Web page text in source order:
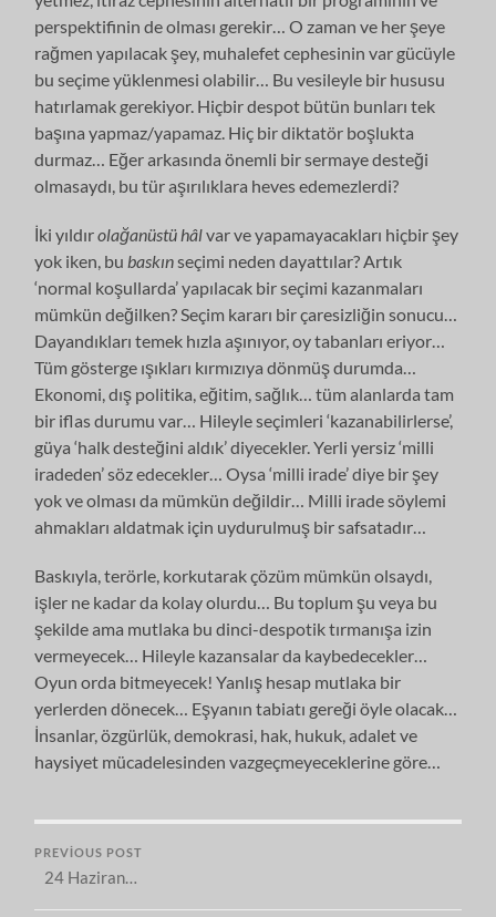
perspektifinin de olması gerekir… O zaman ve her şeye
rağmen yapılacak şey, muhalefet cephesinin var gücüyle
bu seçime yüklenmesi olabilir… Bu vesileyle bir hususu
hatırlamak gerekiyor. Hiçbir despot bütün bunları tek
başına yapmaz/yapamaz. Hiç bir diktatör boşlukta
durmaz… Eğer arkasında önemli bir sermaye desteği
olmasaydı, bu tür aşırılıklara heves edemezlerdi?
İki yıldırolağanüstü hâlvar ve yapamayacakları hiçbir şey
yok iken, bu baskınseçimi neden dayattılar? Artık
‘normal koşullarda’ yapılacak bir seçimi kazanmaları
mümkün değilken? Seçim kararı bir çaresizliğin sonucu…
Dayandıkları temek hızla aşınıyor, oy tabanları eriyor…
Tüm gösterge ışıkları kırmızıya dönmüş durumda…
Ekonomi, dış politika, eğitim, sağlık… tüm alanlarda tam
bir iflas durumu var… Hileyle seçimleri ‘kazanabilirlerse’,
güya ‘halk desteğini aldık’ diyecekler. Yerli yersiz ‘milli
iradeden’ söz edecekler… Oysa ‘milli irade’ diye bir şey
yok ve olması da mümkün değildir… Milli irade söylemi
ahmakları aldatmak için uydurulmuş bir safsatadır…
Baskıyla, terörle, korkutarak çözüm mümkün olsaydı,
işler ne kadar da kolay olurdu… Bu toplum şu veya bu
şekilde ama mutlaka bu dinci-despotik tırmanışa izin
vermeyecek… Hileyle kazansalar da kaybedecekler…
Oyun orda bitmeyecek! Yanlış hesap mutlaka bir
yerlerden dönecek… Eşyanın tabiatı gereği öyle olacak…
İnsanlar, özgürlük, demokrasi, hak, hukuk, adalet ve
haysiyet mücadelesinden vazgeçmeyeceklerine göre…
PREVIOUS POST
24 Haziran…